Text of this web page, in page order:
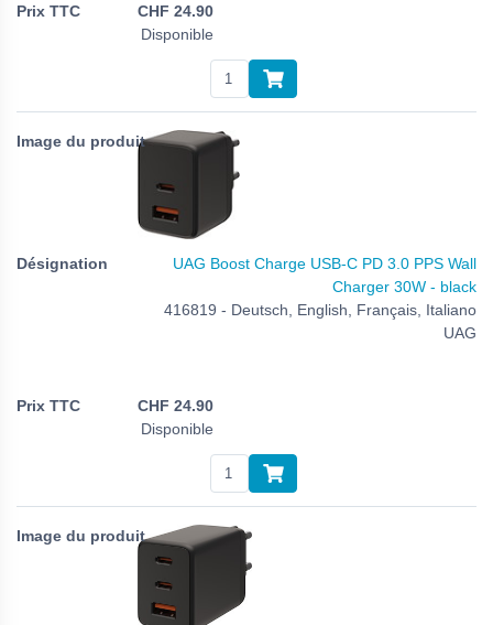
CHF 24.90
Disponible
UAG Boost Charge USB-C PD 3.0 PPS Wall
Charger 30W - black
416819 - Deutsch, English, Français, Italiano
UAG
CHF 24.90
Disponible